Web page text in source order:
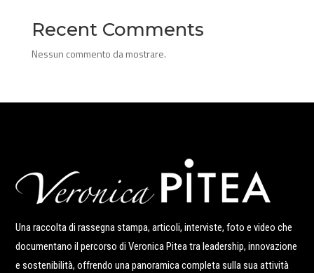
Recent Comments
Nessun commento da mostrare.
Una raccolta di rassegna stampa, articoli, interviste, foto e video che
documentano il percorso di Veronica Pitea tra leadership, innovazione
e sostenibilità, offrendo una panoramica completa sulla sua attività